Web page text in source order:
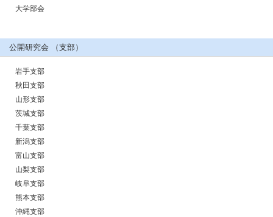
大学部会
公開研究会 （支部）
岩手支部
秋田支部
山形支部
茨城支部
千葉支部
新潟支部
富山支部
山梨支部
岐阜支部
熊本支部
沖縄支部